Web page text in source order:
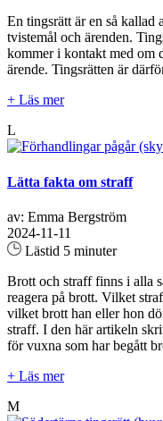
En tingsrätt är en så kallad
tvistemål och ärenden.
kommer i kontakt med om
ärende. Tingsrätten är
+ Läs mer
L
Lätta fakta om straff
av: Emma Bergström
2024-11-11
Lästid 5 minuter
Brott och straff finns i alla
reagera på brott. Vilket
vilket brott han eller hon
straff. I den här artikeln
för vuxna som har begått
+ Läs mer
M